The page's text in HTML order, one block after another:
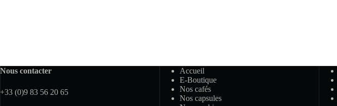
Nous contacter
+33 (0)9 83 56 20 65
Accueil
E-Boutique
Nos cafés
Nos capsules